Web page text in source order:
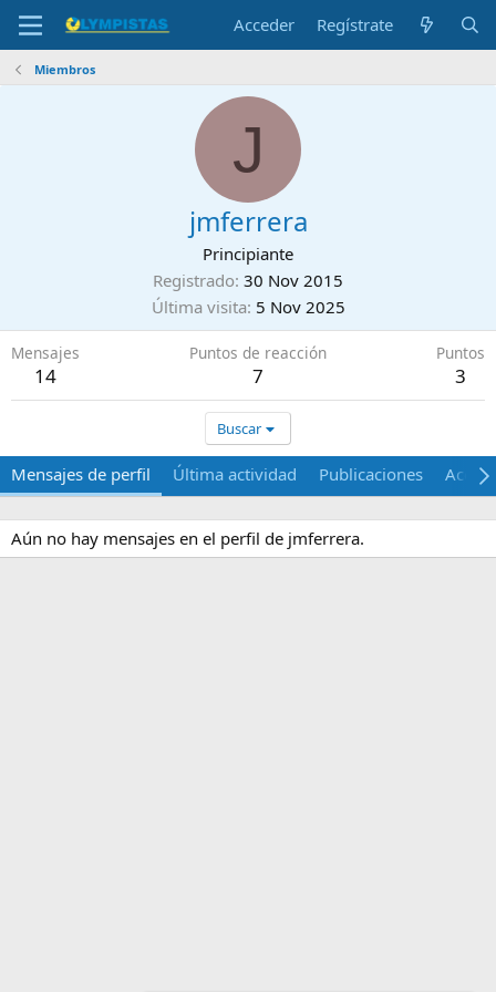
Acceder Regístrate
Miembros
J
jmferrera
Principiante
Registrado 30 Nov 2015
Última visita 5 Nov 2025
Mensajes
14
Puntos de reacción
7
Puntos
3
Buscar
Mensajes de perfil Última actividad Publicaciones Acerca
Aún no hay mensajes en el perfil de jmferrera.